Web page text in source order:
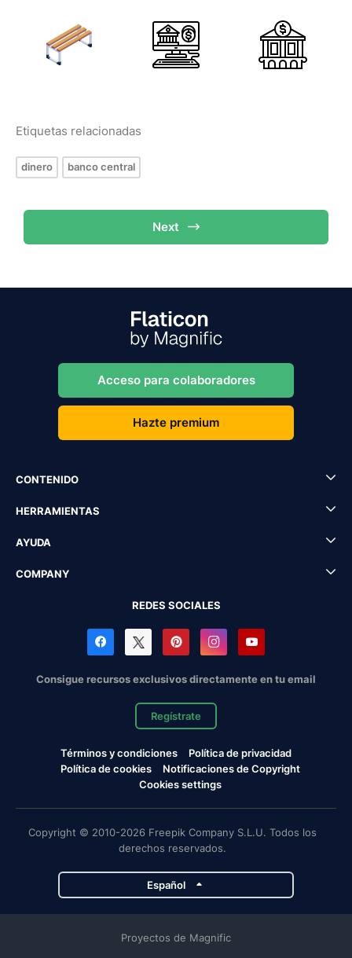
Etiquetas relacionadas
dinero banco central
Next
Acceso para colaboradores
Hazte premium
CONTENIDO
HERRAMIENTAS
AYUDA
COMPANY
REDES SOCIALES
Consigue recursos exclusivos directamente en tu email
Regístrate
Términos y condiciones
Política de privacidad
Política de cookies
Notificaciones de Copyright
Cookies settings
Copyright © 2010-2026 Freepik Company S.L.U. Todos los
derechos reservados.
Español
Proyectos de Magnific